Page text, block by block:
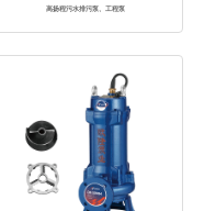
高扬程污水排污泵、工程泵